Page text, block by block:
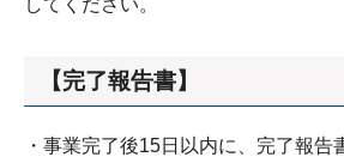
してください。
【完了報告書】
・事業完了後15日以内に、完了報告